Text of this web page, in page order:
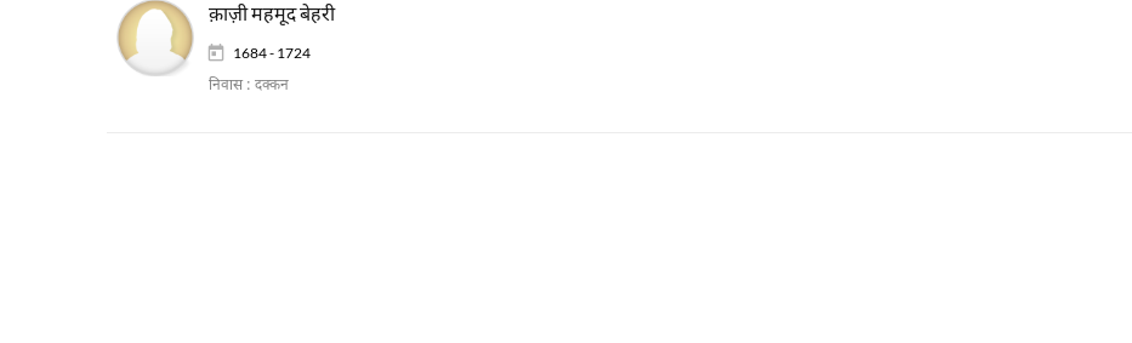
क़ाज़ी महमूद बेहरी
1684 - 1724
निवास : दक्कन